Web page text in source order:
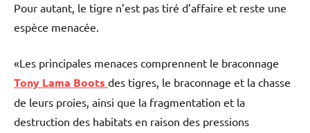
Pour autant, le tigre n’est pas tiré d’affaire et reste une
espèce menacée.
«Les principales menaces comprennent le braconnage
Tony Lama Boots des tigres, le braconnage et la chasse
de leurs proies, ainsi que la fragmentation et la
destruction des habitats en raison des pressions